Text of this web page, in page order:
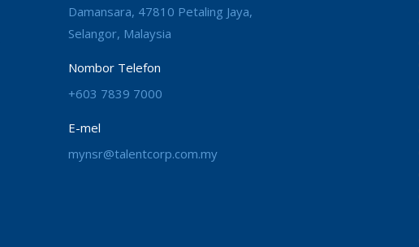
Damansara, 47810 Petaling Jaya,
Selangor, Malaysia
Nombor Telefon
+603 7839 7000
E-mel
mynsr@talentcorp.com.my